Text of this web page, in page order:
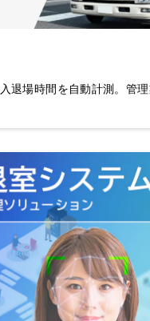
退場時間を自動計測。管